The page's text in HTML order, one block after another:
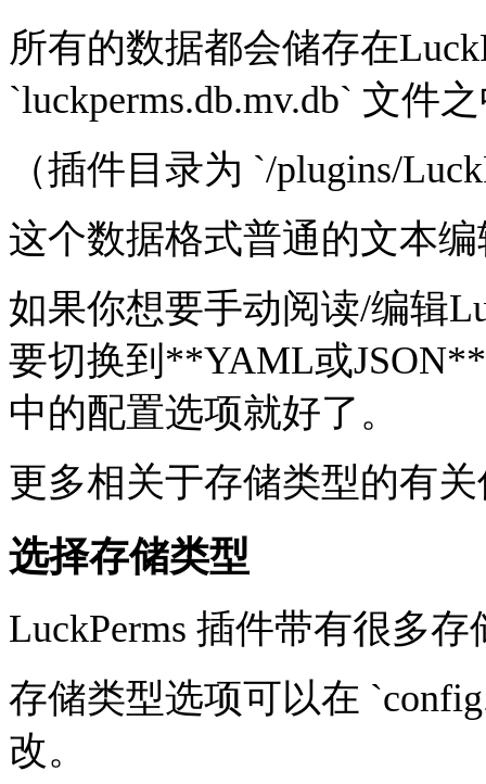
所有的数据都会储存在
`luckperms.db.mv.db` 文件
（插件目录为 `/plugins/
这个数据格式普通的文本
如果你想要手动阅读/编辑
要切换到**YAML或
中的配置选项就好了。
更多相关于存储类型的有
选择存储类型
LuckPerms 插件带有很多
存储类型选项可以在
改。